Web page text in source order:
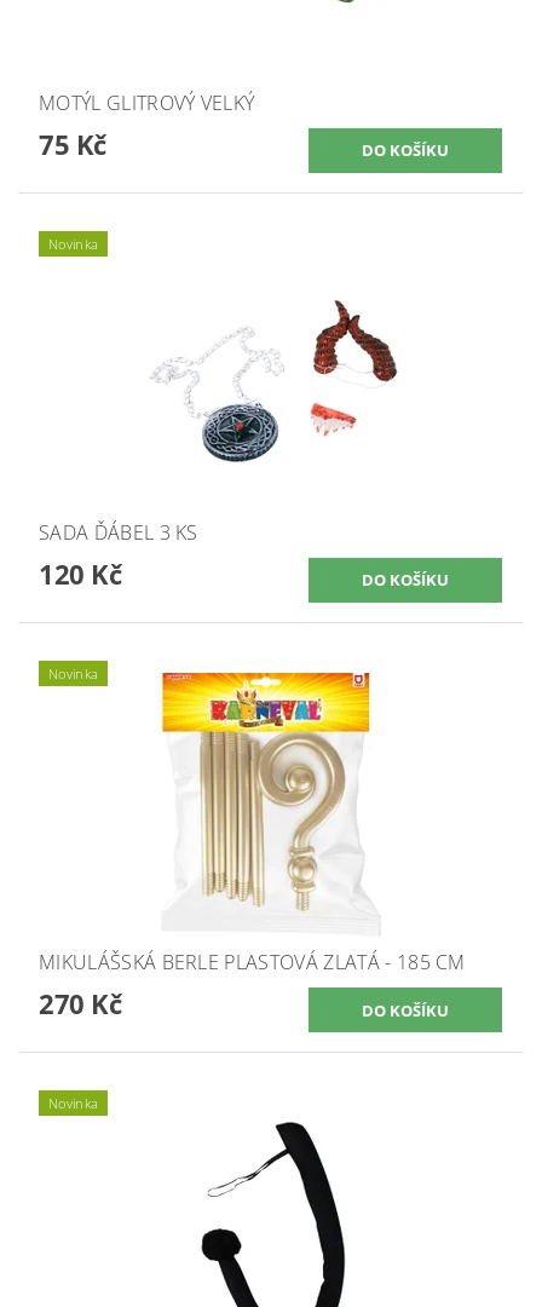
MOTÝL GLITROVÝ VELKÝ
75 Kč
Novinka
SADA ĎÁBEL 3 KS
120 Kč
Novinka
MIKULÁŠSKÁ BERLE PLASTOVÁ ZLATÁ - 185 CM
270 Kč
Novinka